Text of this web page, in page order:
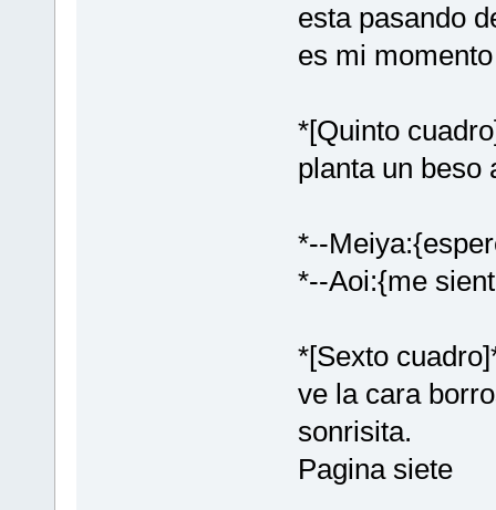
esta pasando
es mi
*[Quinto
planta un beso
*--
*--Aoi:{me
*[Sexto
ve la cara
sonrisita.
Pagina siete